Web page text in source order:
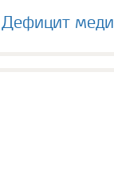
Дефицит меди